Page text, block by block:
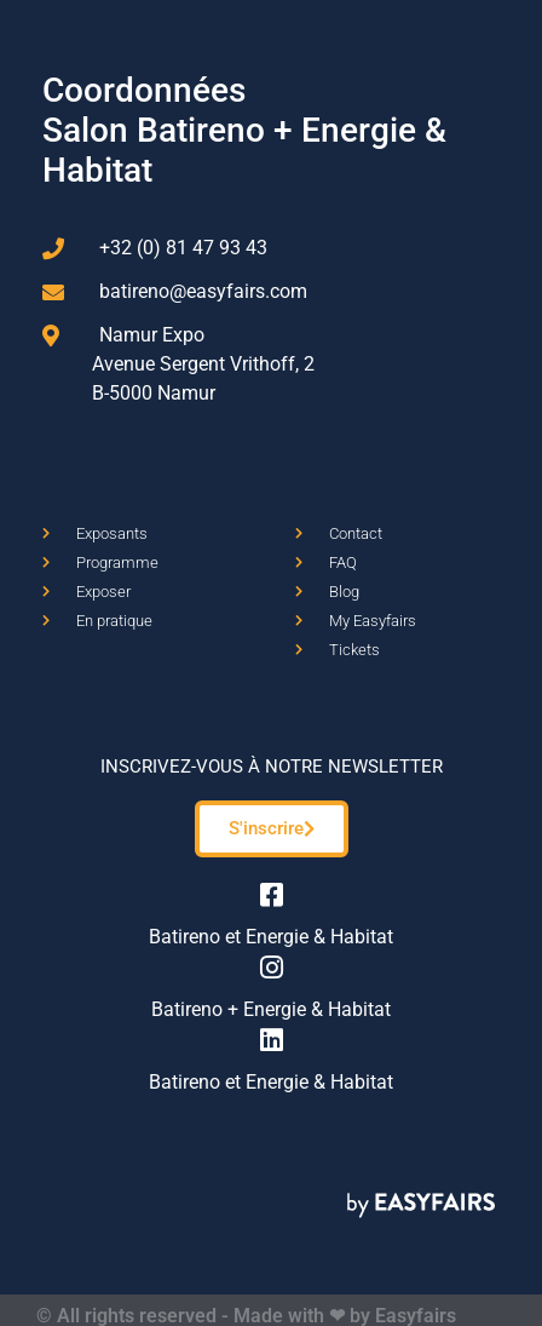
Coordonnées
Salon Batireno + Energie &
Habitat
+32 (0) 81 47 93 43
batireno@easyfairs.com
Namur Expo
Avenue Sergent Vrithoff, 2
B-5000 Namur
Exposants
Programme
Exposer
En pratique
Contact
FAQ
Blog
My Easyfairs
Tickets
INSCRIVEZ-VOUS À NOTRE NEWSLETTER
S'inscrire
Batireno et Energie & Habitat
Batireno + Energie & Habitat
Batireno et Energie & Habitat
© All rights reserved - Made with ❤ by Easyfairs